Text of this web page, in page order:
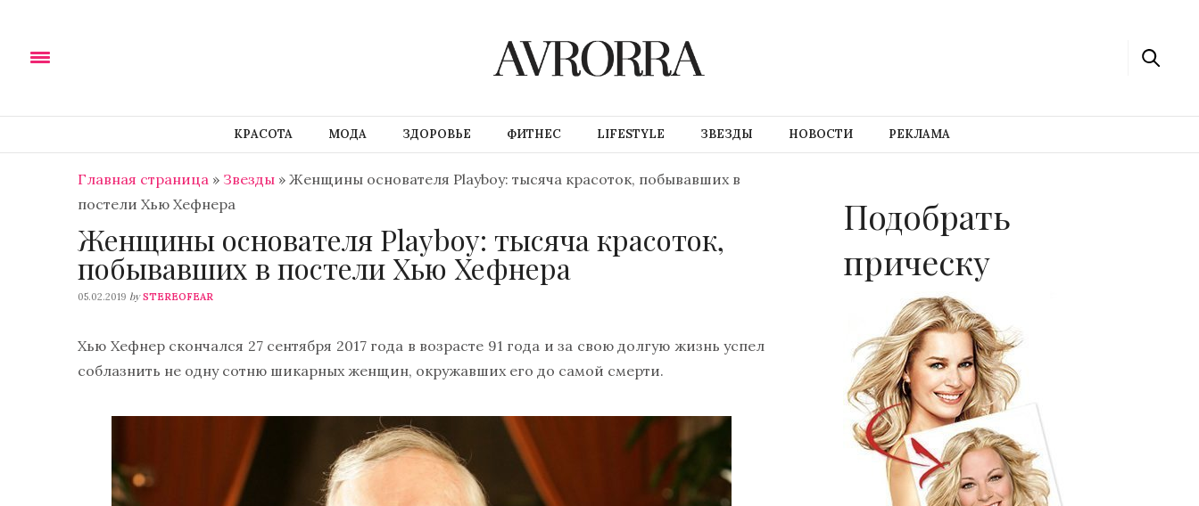
КРАСОТА МОДА ЗДОРОВЬЕ ФИТНЕС LIFESTYLE ЗВЕЗДЫ НОВОСТИ РЕКЛАМА
Главная страница » Звезды » Женщины основателя Playboy: тысяча красоток, побывавших в
постели Хью Хефнера
Женщины основателя Playboy: тысяча красоток,
побывавших в постели Хью Хефнера
05.02.2019 by STEREOFEAR
Хью Хефнер скончался 27 сентября 2017 года в возрасте 91 года и за свою долгую жизнь успел
соблазнить не одну сотню шикарных женщин, окружавших его до самой смерти.
Подобрать
прическу